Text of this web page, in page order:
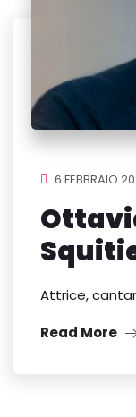
6 FEBBRAIO
Attrice,
Read More